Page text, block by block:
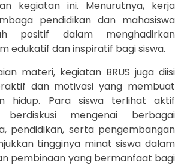
kegiatan ini. Menurutnya, kerja
pendidikan dan mahasiswa
positif dalam menghadirkan
edukatif dan inspiratif bagi siswa.
materi, kegiatan BRUS juga diisi
dan motivasi yang membuat
hidup. Para siswa terlihat aktif
mengenai berbagai
pendidikan, serta pengembangan
tingginya minat siswa dalam
pembinaan yang bermanfaat bagi